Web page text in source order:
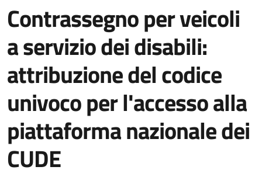
Contrassegno per veicoli
a servizio dei disabili:
attribuzione del codice
univoco per l'accesso alla
piattaforma nazionale dei
CUDE